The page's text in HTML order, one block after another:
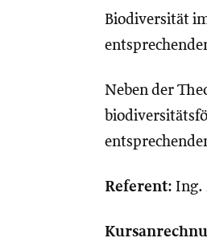
Biodiversität
Neben der
Referent: Ing.